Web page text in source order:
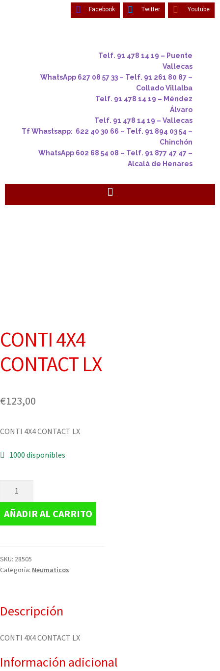
Facebook Twitter Youtube
Telf. 91 478 14 19 – Puente
Vallecas
WhatsApp 627 08 57 33 – Telf. 91 261 80 87 –
Collado Villalba
Telf. 91 478 14 19 – Méndez
Álvaro
Telf. 91 478 14 19 – Vallecas
Tf Whastsapp: 622 40 30 66 – Telf. 91 894 03 54 –
Chinchón
WhatsApp 602 68 54 08 – Telf. 91 877 47 47 –
Alcalá de Henares
CONTI 4X4
CONTACT LX
€123,00
CONTI 4X4 CONTACT LX
1000 disponibles
AÑADIR AL CARRITO
SKU: 28505
Categoría: Neumaticos
Descripción
CONTI 4X4 CONTACT LX
Información adicional